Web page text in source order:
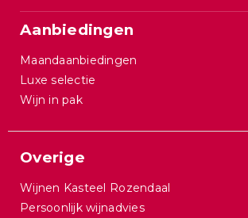
Aanbiedingen
Maandaanbiedingen
Luxe selectie
Wijn in pak
Overige
Wijnen Kasteel Rozendaal
Persoonlijk wijnadvies